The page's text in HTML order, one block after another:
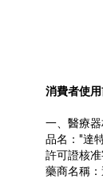
消費者使
一、醫療器
品名："達
許可證核
藥商名稱